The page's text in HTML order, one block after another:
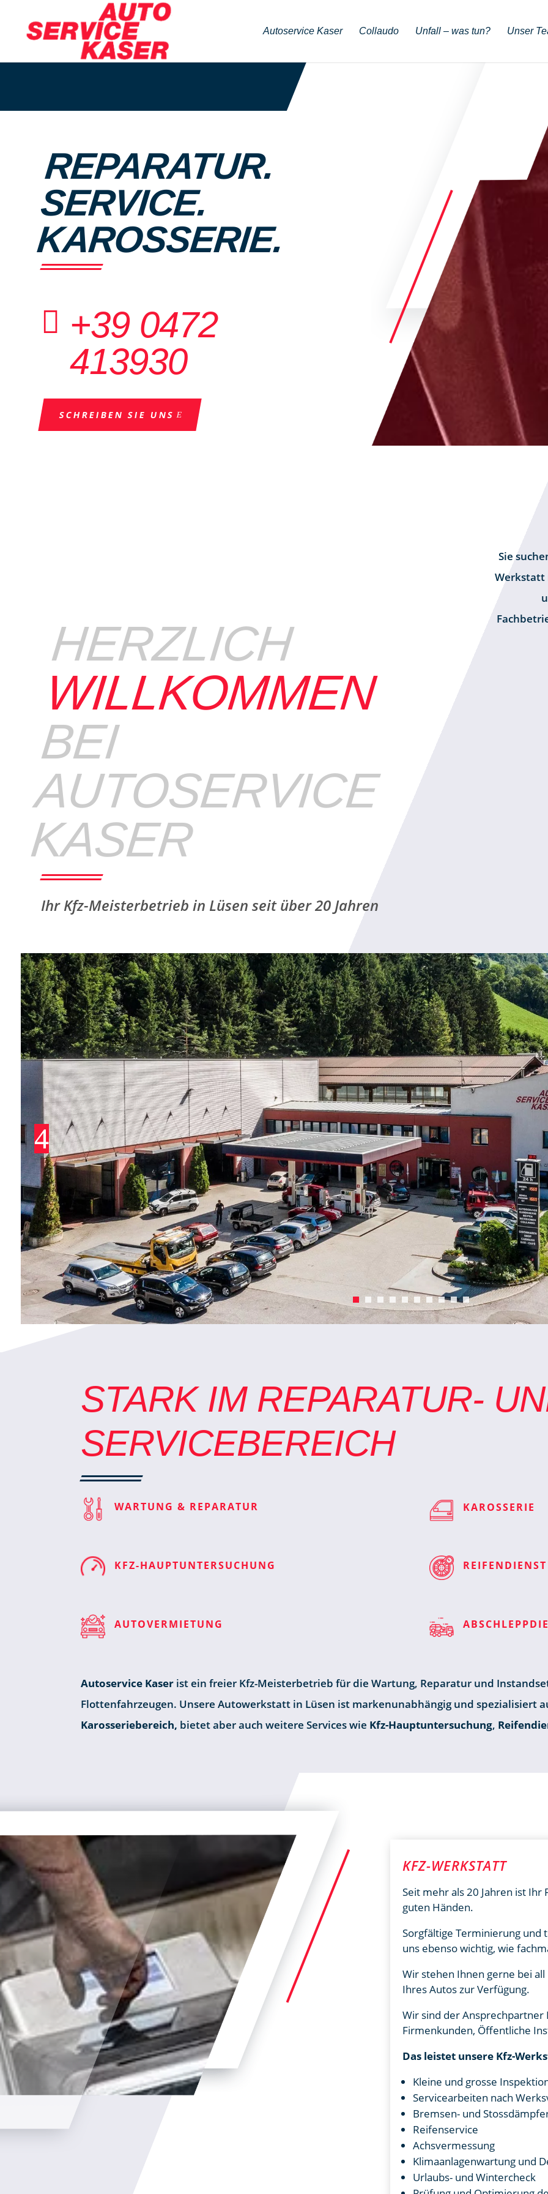
Autoservice Kaser Collaudo Unfall – was tun? Unser
REPARATUR.
SERVICE.
KAROSSERIE.
 +39 0472
413930
SCHREIBEN SIE UNS
HERZLICH
WILLKOMMEN
BEI
AUTOSERVICE
KASER
Ihr Kfz-Meisterbetrieb in Lüsen seit über 20 Jahren
Sie
Werkstatt
STARK IM REPARATUR-
SERVICEBEREICH
WARTUNG & REPARATUR KAROSSERIE
KFZ-HAUPTUNTERSUCHUNG REIFENDIENST
AUTOVERMIETUNG
Autoservice Kaser ist ein freier Kfz-Meisterbetrieb für die Wartung, Reparatur und
Flottenfahrzeugen. Unsere Autowerkstatt in Lüsen ist markenunabhängig und spezialisiert
Karosseriebereich, bietet aber auch weitere Services wie Kfz-Hauptuntersuchung,
KFZ-WERKSTATT
Seit mehr als 20 Jahren ist Ihr
guten Händen.
Sorgfältige Terminierung und
uns ebenso wichtig, wie
Wir stehen Ihnen gerne bei
Ihres Autos zur Verfügung.
Wir sind der
Firmenkunden, Öffentliche
Das leistet unsere Kfz-
Kleine und grosse
Servicearbeiten nach
Bremsen- und
Reifenservice
Achsvermessung
Klimaanlagenwartung und
Urlaubs- und Wintercheck